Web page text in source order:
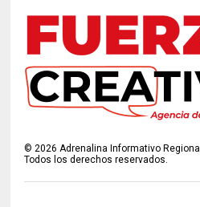
©2026 Adrenalina Informativo Regional
Todos los derechos reservados.